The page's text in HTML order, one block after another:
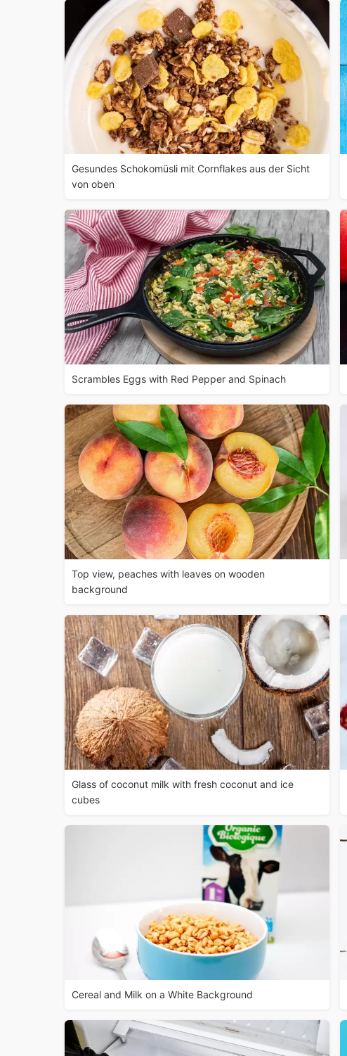
Gesundes Schokomüsli mit Cornflakes aus der Sicht
von oben
Scrambles Eggs with Red Pepper and Spinach
Top view, peaches with leaves on wooden
background
Glass of coconut milk with fresh coconut and ice
cubes
Cereal and Milk on a White Background